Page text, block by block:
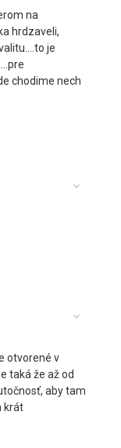
na
hrdzaveli,
je
chodime nech
otvorené v
taká že až od
aby tam
krát